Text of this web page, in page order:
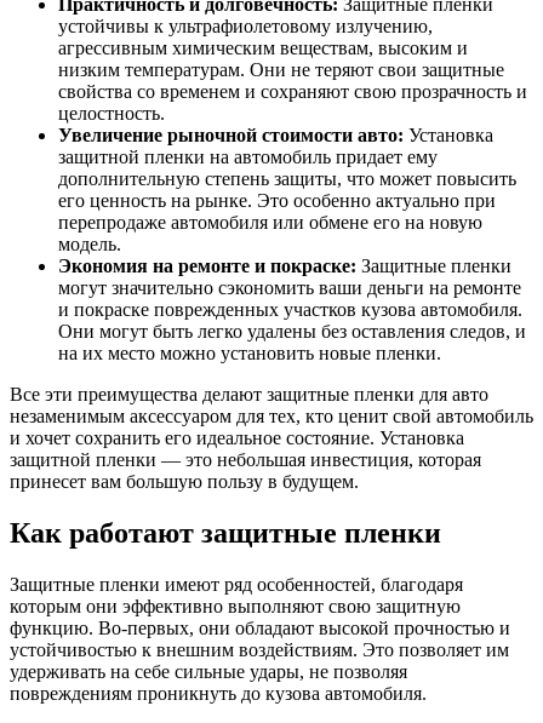
Практичность и долговечность: Защитные пленки
устойчивы к ультрафиолетовому излучению,
агрессивным химическим веществам, высоким и
низким температурам. Они не теряют свои защитные
свойства со временем и сохраняют свою прозрачность и
целостность.
Увеличение рыночной стоимости авто: Установка
защитной пленки на автомобиль придает ему
дополнительную степень защиты, что может повысить
его ценность на рынке. Это особенно актуально при
перепродаже автомобиля или обмене его на новую
модель.
Экономия на ремонте и покраске: Защитные пленки
могут значительно сэкономить ваши деньги на ремонте
и покраске поврежденных участков кузова автомобиля.
Они могут быть легко удалены без оставления следов, и
на их место можно установить новые пленки.
Все эти преимущества делают защитные пленки для авто
незаменимым аксессуаром для тех, кто ценит свой автомобиль
и хочет сохранить его идеальное состояние. Установка
защитной пленки — это небольшая инвестиция, которая
принесет вам большую пользу в будущем.
Как работают защитные пленки
Защитные пленки имеют ряд особенностей, благодаря
которым они эффективно выполняют свою защитную
функцию. Во-первых, они обладают высокой прочностью и
устойчивостью к внешним воздействиям. Это позволяет им
удерживать на себе сильные удары, не позволяя
повреждениям проникнуть до кузова автомобиля.